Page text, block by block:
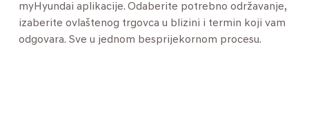
myHyundai aplikacije. Odaberite potrebno održavanje,
izaberite ovlaštenog trgovca u blizini i termin koji vam
odgovara. Sve u jednom besprijekornom procesu.